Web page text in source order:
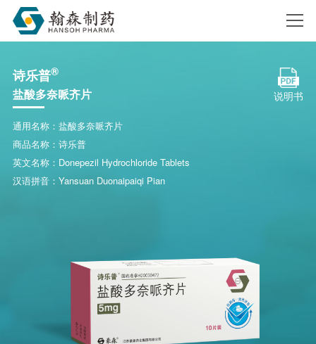
诗乐普®
盐酸多奈哌齐片 说明书
通用名称：盐酸多奈哌齐片
商品名称：诗乐普
英文名称：Donepezil Hydrochloride Tablets
汉语拼音：Yansuan Duonaipaiqi Pian